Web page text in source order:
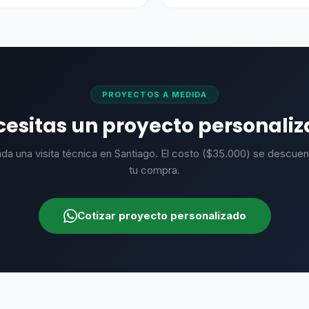
$195.000.$130.000.
$141.900.
PROYECTOS A MEDIDA
un proyecto
una visita técnica en Santiago. El costo ($35.000) se
tu compra.
Cotizar proyecto personalizado